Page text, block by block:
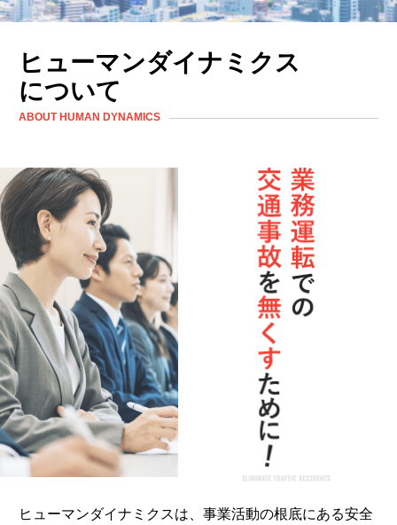
ヒューマンダイナミクス
について
ABOUT HUMAN DYNAMICS
ヒューマンダイナミクスは、事業活動の根底にある安全